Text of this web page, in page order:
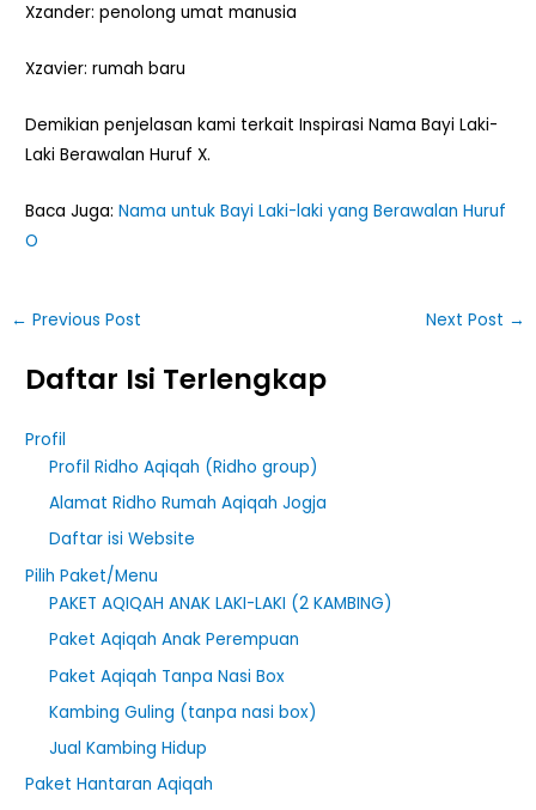
Xzander: penolong umat manusia
Xzavier: rumah baru
Demikian penjelasan kami terkait Inspirasi Nama Bayi Laki-
Laki Berawalan Huruf X.
Baca Juga:Nama untuk Bayi Laki-laki yang Berawalan Huruf
O
← Previous Post Next Post →
Daftar Isi Terlengkap
Profil
Profil Ridho Aqiqah (Ridho group)
Alamat Ridho Rumah Aqiqah Jogja
Daftar isi Website
Pilih Paket/Menu
PAKET AQIQAH ANAK LAKI-LAKI (2 KAMBING)
Paket Aqiqah Anak Perempuan
Paket Aqiqah Tanpa Nasi Box
Kambing Guling (tanpa nasi box)
Jual Kambing Hidup
Paket Hantaran Aqiqah